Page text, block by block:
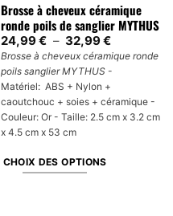
Brosse à cheveux céramique
ronde poils de sanglier MYTHUS
24,99€ – 32,99€Plage
de
prix :
24,99 €
à
32,99 €
Brosse à cheveux céramique ronde
poils sanglier MYTHUS-
Matériel: ABS + Nylon +
caoutchouc + soies + céramique -
Couleur: Or - Taille: 2.5 cm x 3.2 cm
x 4.5 cm x 53 cm
CHOIX DES OPTIONS